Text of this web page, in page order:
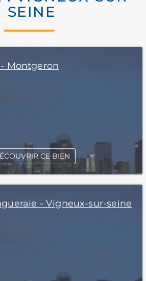
SEINE
Montgeron
CE BIEN
- Vigneux-sur-seine